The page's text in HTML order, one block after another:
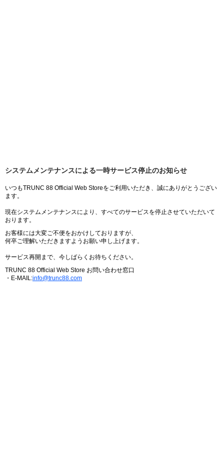
システムメンテナンスによる一時サービス停止のお知らせ
いつもTRUNC 88 Official Web Storeをご利用いただき、誠にありがとうござい
ます。
現在システムメンテナンスにより、すべてのサービスを停止させていただいて
おります。
お客様には大変ご不便をおかけしておりますが、
何卒ご理解いただきますようお願い申し上げます。
サービス再開まで、今しばらくお待ちください。
TRUNC 88 Official Web Store お問い合わせ窓口
・E-MAIL:info@trunc88.com